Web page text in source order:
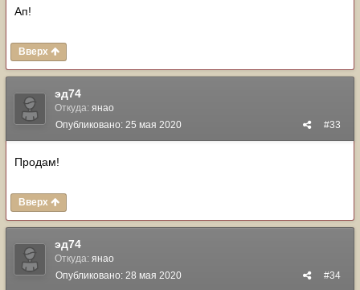
Ап!
Вверх
эд74
Откуда: янао
#33
Опубликовано: 25 мая 2020
Продам!
Вверх
эд74
Откуда: янао
#34
Опубликовано: 28 мая 2020